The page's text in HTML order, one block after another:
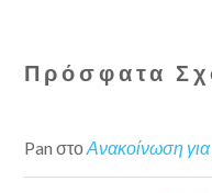
Πρόσφατα
Pan στοΑνακοίνωση